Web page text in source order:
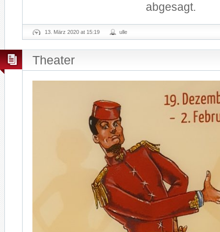
abgesagt.
13. März 2020 at 15:19 ulle
Theater